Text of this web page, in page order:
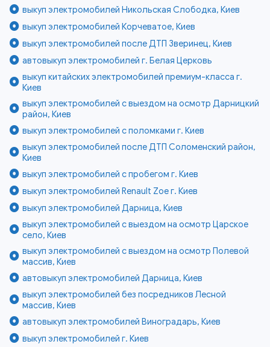
выкуп электромобилей Никольская Слободка, Киев
выкуп электромобилей Корчеватое, Киев
выкуп электромобилей после ДТП Зверинец, Киев
автовыкуп электромобилей г. Белая Церковь
выкуп китайских электромобилей премиум-класса г.
Киев
выкуп электромобилей с выездом на осмотр Дарницкий
район, Киев
выкуп электромобилей с поломками г. Киев
выкуп электромобилей после ДТП Соломенский район,
Киев
выкуп электромобилей с пробегом г. Киев
выкуп электромобилей Renault Zoe г. Киев
выкуп электромобилей Дарница, Киев
выкуп электромобилей с выездом на осмотр Царское
село, Киев
выкуп электромобилей с выездом на осмотр Полевой
массив, Киев
автовыкуп электромобилей Дарница, Киев
выкуп электромобилей без посредников Лесной
массив, Киев
автовыкуп электромобилей Виноградарь, Киев
выкуп электромобилей г. Киев